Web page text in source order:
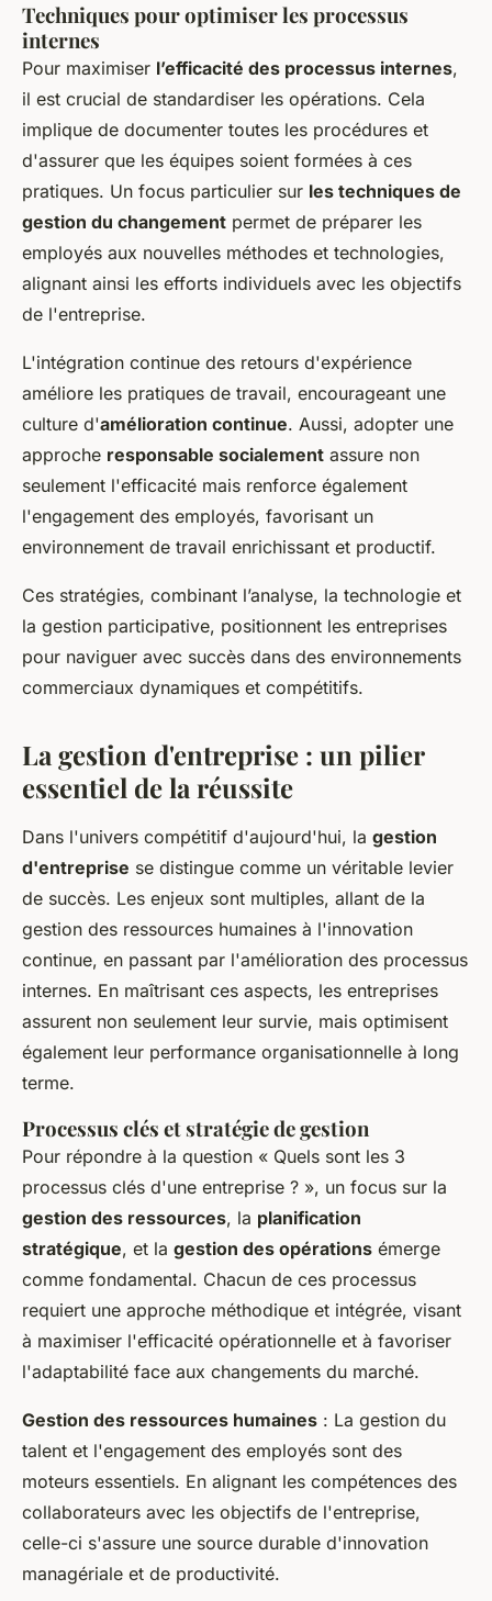
Techniques pour optimiser les processus
internes
Pour maximiser l’efficacité des processus internes,
il est crucial de standardiser les opérations. Cela
implique de documenter toutes les procédures et
d'assurer que les équipes soient formées à ces
pratiques. Un focus particulier sur les techniques de
gestion du changement permet de préparer les
employés aux nouvelles méthodes et technologies,
alignant ainsi les efforts individuels avec les objectifs
de l'entreprise.
L'intégration continue des retours d'expérience
améliore les pratiques de travail, encourageant une
culture d'amélioration continue. Aussi, adopter une
approche responsable socialement assure non
seulement l'efficacité mais renforce également
l'engagement des employés, favorisant un
environnement de travail enrichissant et productif.
Ces stratégies, combinant l’analyse, la technologie et
la gestion participative, positionnent les entreprises
pour naviguer avec succès dans des environnements
commerciaux dynamiques et compétitifs.
La gestion d'entreprise : un pilier
essentiel de la réussite
Dans l'univers compétitif d'aujourd'hui, la gestion
d'entreprise se distingue comme un véritable levier
de succès. Les enjeux sont multiples, allant de la
gestion des ressources humaines à l'innovation
continue, en passant par l'amélioration des processus
internes. En maîtrisant ces aspects, les entreprises
assurent non seulement leur survie, mais optimisent
également leur performance organisationnelle à long
terme.
Processus clés et stratégie de gestion
Pour répondre à la question « Quels sont les 3
processus clés d'une entreprise ? », un focus sur la
gestion des ressources, la planification
stratégique, et la gestion des opérations émerge
comme fondamental. Chacun de ces processus
requiert une approche méthodique et intégrée, visant
à maximiser l'efficacité opérationnelle et à favoriser
l'adaptabilité face aux changements du marché.
Gestion des ressources humaines : La gestion du
talent et l'engagement des employés sont des
moteurs essentiels. En alignant les compétences des
collaborateurs avec les objectifs de l'entreprise,
celle-ci s'assure une source durable d'innovation
managériale et de productivité.